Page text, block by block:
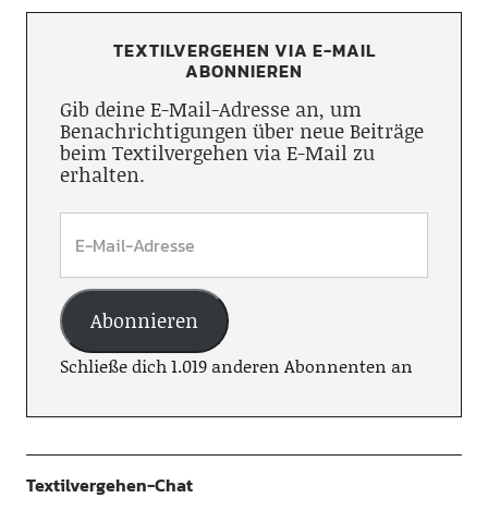
TEXTILVERGEHEN VIA E-MAIL
ABONNIEREN
Gib deine E-Mail-Adresse an, um
Benachrichtigungen über neue Beiträge
beim Textilvergehen via E-Mail zu
erhalten.
Abonnieren
Schließe dich 1.019 anderen Abonnenten an
Textilvergehen-Chat